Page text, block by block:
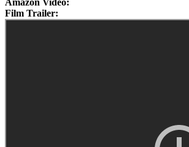
Amazon Video:
Film Trailer: